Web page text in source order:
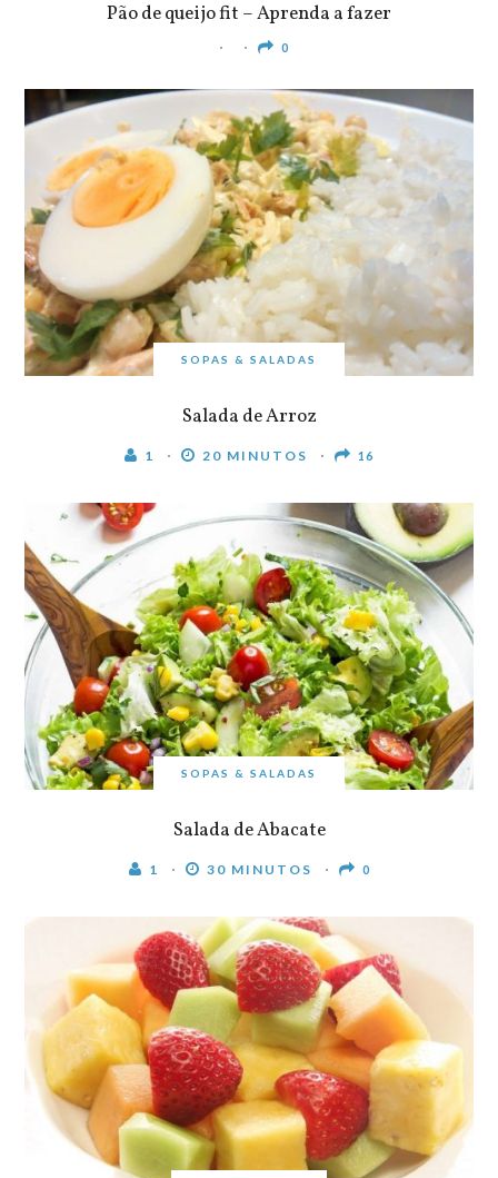
Pão de queijo fit – Aprenda a fazer
0
SOPAS & SALADAS
Salada de Arroz
1 20 MINUTOS 16
SOPAS & SALADAS
Salada de Abacate
1 30 MINUTOS 0